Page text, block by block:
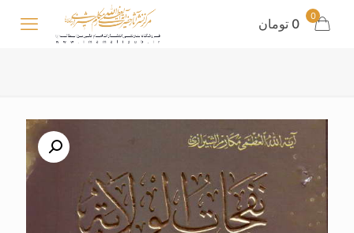
0 0 تومان